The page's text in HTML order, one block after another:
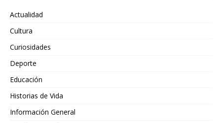
Actualidad
Cultura
Curiosidades
Deporte
Educación
Historias de Vida
Información General